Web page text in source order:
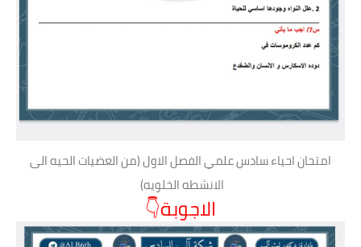
امتحان احياء سادس علمي الفصل الاول (من العضيات الحيه الى
الانشطه الخلويه)
الاجوبة👇